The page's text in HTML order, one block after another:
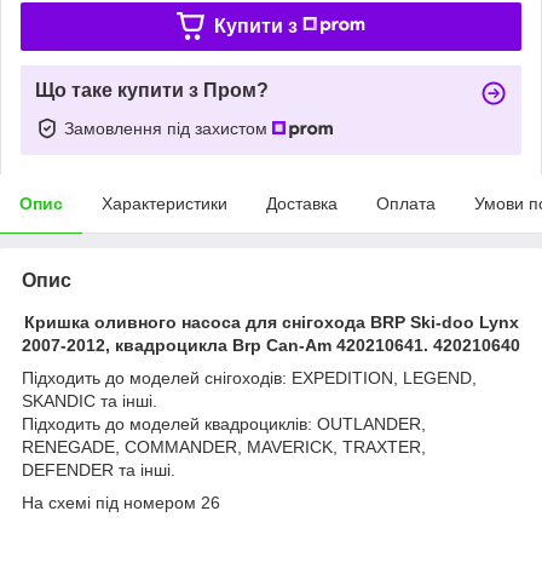
Купити з
Що таке купити з Пром?
Замовлення під захистом
Опис Характеристики Доставка Оплата Умови
Опис
Кришка оливного насоса для снігохода BRP Ski-doo Lynx
2007-2012, квадроцикла Brp Can-Am 420210641. 420210640
Підходить до моделей снігоходів: EXPEDITION, LEGEND,
SKANDIC та інші.
Підходить до моделей квадроциклів: OUTLANDER,
RENEGADE, COMMANDER, MAVERICK, TRAXTER,
DEFENDER та інші.
На схемі під номером 26